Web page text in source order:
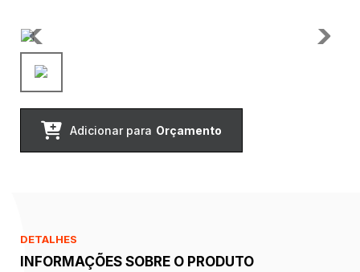
Adicionar para Orçamento
DETALHES
INFORMAÇÕES SOBRE O PRODUTO